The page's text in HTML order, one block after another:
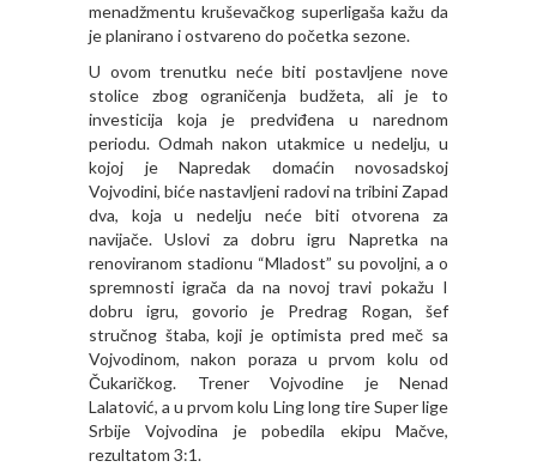
menadžmentu kruševačkog superligaša kažu da
je planirano i ostvareno do početka sezone.
U ovom trenutku neće biti postavljene nove
stolice zbog ograničenja budžeta, ali je to
investicija koja je predviđena u narednom
periodu. Odmah nakon utakmice u nedelju, u
kojoj je Napredak domaćin novosadskoj
Vojvodini, biće nastavljeni radovi na tribini Zapad
dva, koja u nedelju neće biti otvorena za
navijače. Uslovi za dobru igru Napretka na
renoviranom stadionu “Mladost” su povoljni, a o
spremnosti igrača da na novoj travi pokažu I
dobru igru, govorio je Predrag Rogan, šef
stručnog štaba, koji je optimista pred meč sa
Vojvodinom, nakon poraza u prvom kolu od
Čukaričkog. Trener Vojvodine je Nenad
Lalatović, a u prvom kolu Ling long tire Super lige
Srbije Vojvodina je pobedila ekipu Mačve,
rezultatom 3:1.